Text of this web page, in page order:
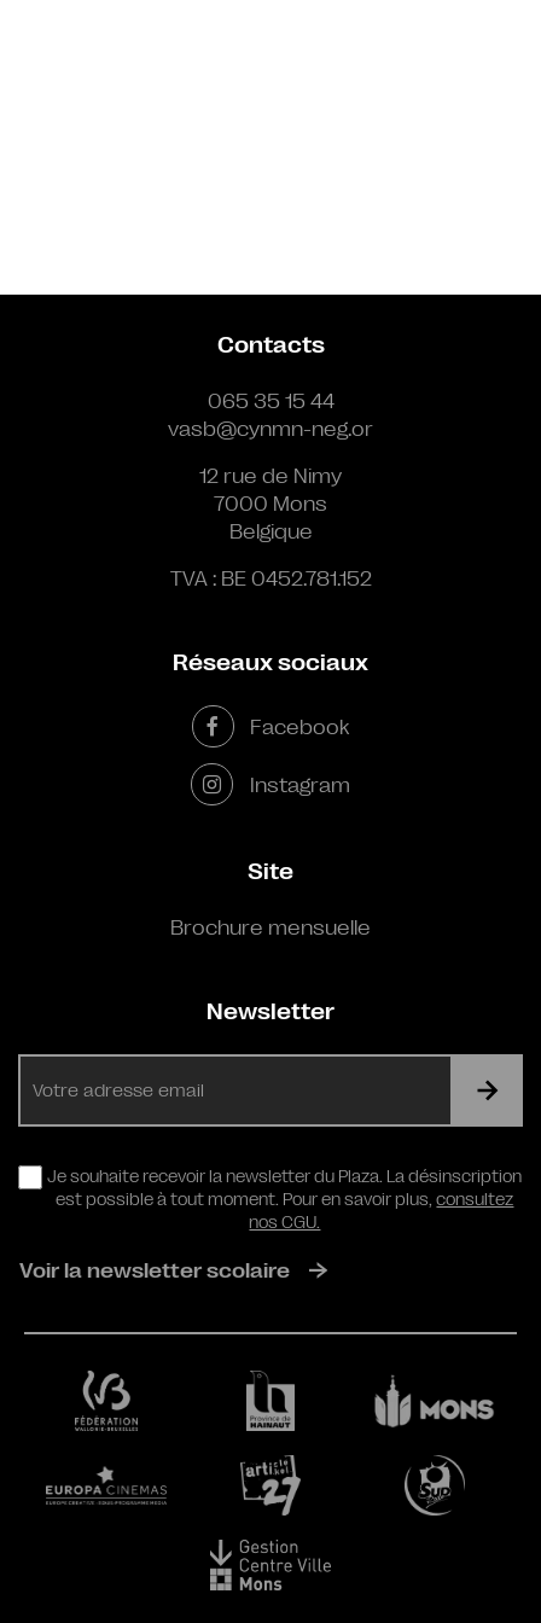
Contacts
065 35 15 44
vasb@cynmn-neg.or
12 rue de Nimy
7000 Mons
Belgique
TVA : BE 0452.781.152
Réseaux sociaux
Facebook
Instagram
Site
Brochure mensuelle
Newsletter
RGPD
Je souhaite recevoir la newsletter du Plaza. La désinscription
est possible à tout moment. Pour en savoir plus,consultez
nos CGU.
Voir la newsletter scolaire